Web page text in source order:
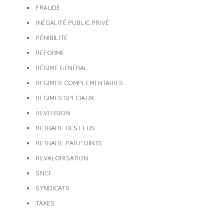
FRAUDE
INÉGALITÉ PUBLIC PRIVÉ
PÉNIBILITÉ
RÉFORME
RÉGIME GÉNÉRAL
RÉGIMES COMPLÉMENTAIRES
RÉGIMES SPÉCIAUX
RÉVERSION
RETRAITE DES ÉLUS
RETRAITE PAR POINTS
REVALORISATION
SNCF
SYNDICATS
TAXES